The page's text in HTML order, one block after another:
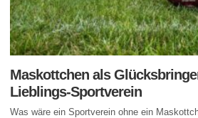
Maskottchen als
Lieblings-Sportverein
Was wäre ein Sportverein ohne ein